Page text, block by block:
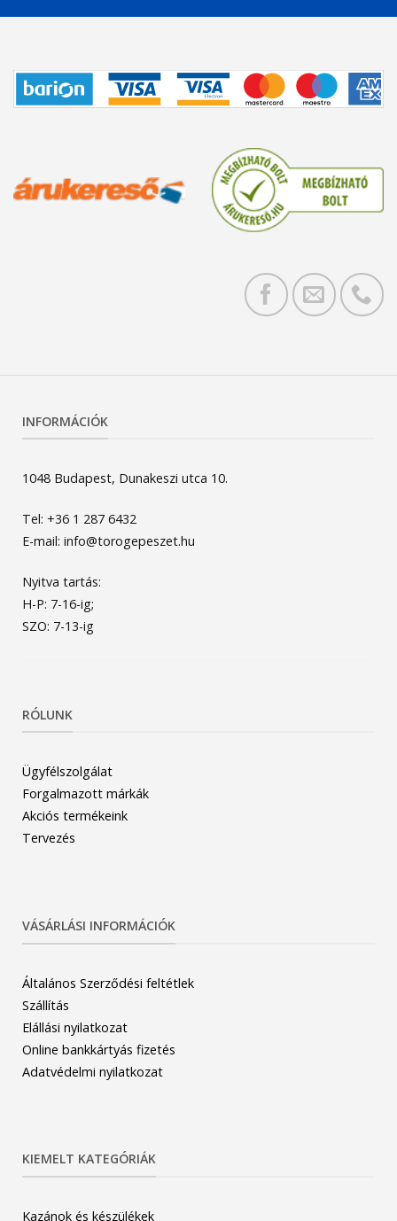
INFORMÁCIÓK
1048 Budapest, Dunakeszi utca 10.
Tel: +36 1 287 6432
E-mail: info@torogepeszet.hu
Nyitva tartás:
H-P: 7-16-ig;
SZO: 7-13-ig
RÓLUNK
Ügyfélszolgálat
Forgalmazott márkák
Akciós termékeink
Tervezés
VÁSÁRLÁSI INFORMÁCIÓK
Általános Szerződési feltétlek
Szállítás
Elállási nyilatkozat
Online bankkártyás fizetés
Adatvédelmi nyilatkozat
KIEMELT KATEGÓRIÁK
Kazánok és készülékek